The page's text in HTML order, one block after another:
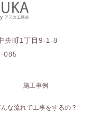
央町1丁目9-1-8
085
施工事例
んな流れで工事をするの？